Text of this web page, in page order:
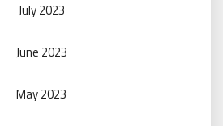
July 2023
June 2023
May 2023